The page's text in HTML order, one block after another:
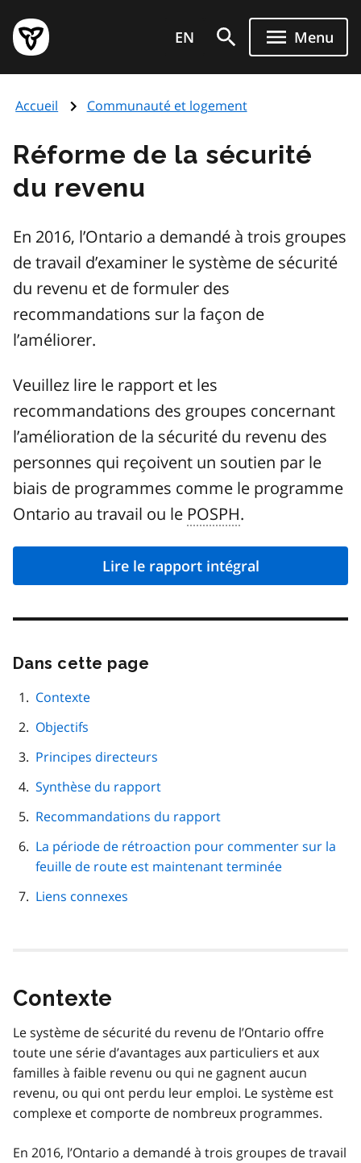
au
contenu
principal
Page
d'accueil
de
EN Menu
Accueil Communauté et logement
Réforme de la sécurité
du revenu
En 2016, l’Ontario a demandé à trois groupes
de travail d’examiner le système de sécurité
du revenu et de formuler des
recommandations sur la façon de
l’améliorer.
Veuillez lire le rapport et les
recommandations des groupes concernant
l’amélioration de la sécurité du revenu des
personnes qui reçoivent un soutien par le
biais de programmes comme le programme
Ontario au travail ou le POSPH.
Lire le rapport intégral
Dans cette page
Contexte
Objectifs
Principes directeurs
Synthèse du rapport
Recommandations du rapport
La période de rétroaction pour commenter sur la
feuille de route est maintenant terminée
Liens connexes
Contexte
Le système de sécurité du revenu de l’Ontario offre
toute une série d’avantages aux particuliers et aux
familles à faible revenu ou qui ne gagnent aucun
revenu, ou qui ont perdu leur emploi. Le système est
complexe et comporte de nombreux programmes.
En 2016, l’Ontario a demandé à trois groupes de travail